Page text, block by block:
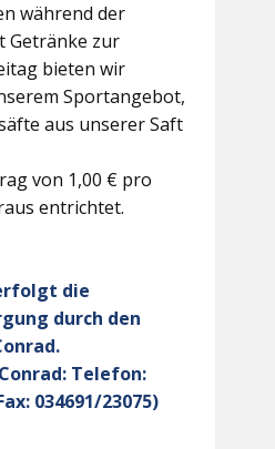
während der
Getränke zur
bieten wir
Sportangebot,
aus unserer Saft
von 1,00 € pro
entrichtet.
die
durch den
Telefon:
034691/23075)